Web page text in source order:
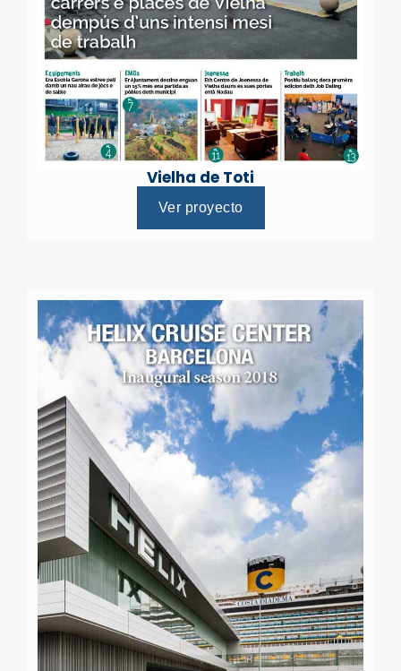
Vielha de Toti
Ver proyecto